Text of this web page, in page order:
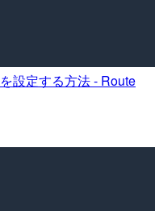
設定する方法 - Route